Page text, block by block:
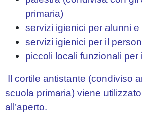
primaria)
servizi igienici per alunni e
servizi igienici per il
piccoli locali funzionali per
Il cortile antistante (condiviso
scuola primaria) viene
all’aperto.